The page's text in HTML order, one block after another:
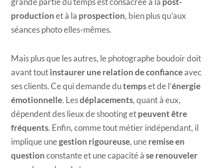
production et à la prospection, bien plus qu’aux
séances photo elles-mêmes.
Mais plus que les autres, le photographe boudoir doit
avant tout instaurer une relation de confianceavec
ses clients. Ce qui demande dutempset de l’énergie
émotionnelle. Lesdéplacements, quant à eux,
dépendent des lieux de shooting et peuvent être
fréquents. Enfin, comme tout métier indépendant, il
implique unegestion rigoureuse, une remise en
question constante et une capacité àse renouveler